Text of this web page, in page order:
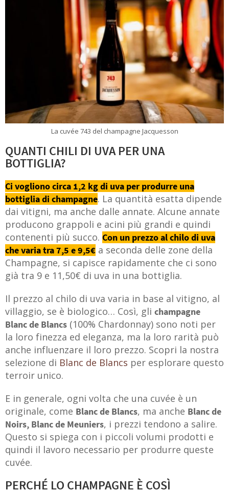
La cuvée 743 del champagne Jacquesson
QUANTI CHILI DI UVA PER UNA
BOTTIGLIA?
Ci vogliono circa 1,2 kg di uva per produrre una
bottiglia di champagne. La quantità esatta dipende
dai vitigni, ma anche dalle annate. Alcune annate
producono grappoli e acini più grandi e quindi
contenenti più succo. Con un prezzo al chilo di uva
che varia tra 7,5 e 9,5€ a seconda delle zone della
Champagne, si capisce rapidamente che ci sono
già tra 9 e 11,50€ di uva in una bottiglia.
Il prezzo al chilo di uva varia in base al vitigno, al
villaggio, se è biologico… Così, gli champagne
Blanc de Blancs (100% Chardonnay) sono noti per
la loro finezza ed eleganza, ma la loro rarità può
anche influenzare il loro prezzo. Scopri la nostra
selezione di Blanc de Blancs per esplorare questo
terroir unico.
E in generale, ogni volta che una cuvée è un
originale, come Blanc de Blancs, ma anche Blanc de
Noirs, Blanc de Meuniers, i prezzi tendono a salire.
Questo si spiega con i piccoli volumi prodotti e
quindi il lavoro necessario per produrre queste
cuvée.
PERCHÉ LO CHAMPAGNE È COSÌ